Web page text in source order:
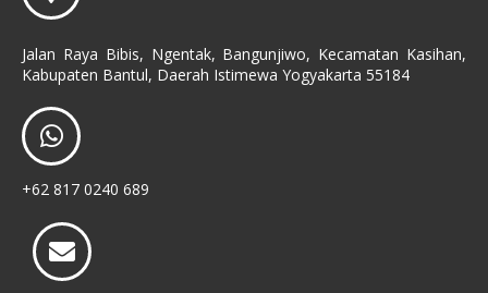
Jalan Raya Bibis, Ngentak, Bangunjiwo, Kecamatan Kasihan,
Kabupaten Bantul, Daerah Istimewa Yogyakarta 55184
+62 817 0240 689